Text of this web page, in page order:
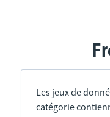
Les jeux de
catégorie